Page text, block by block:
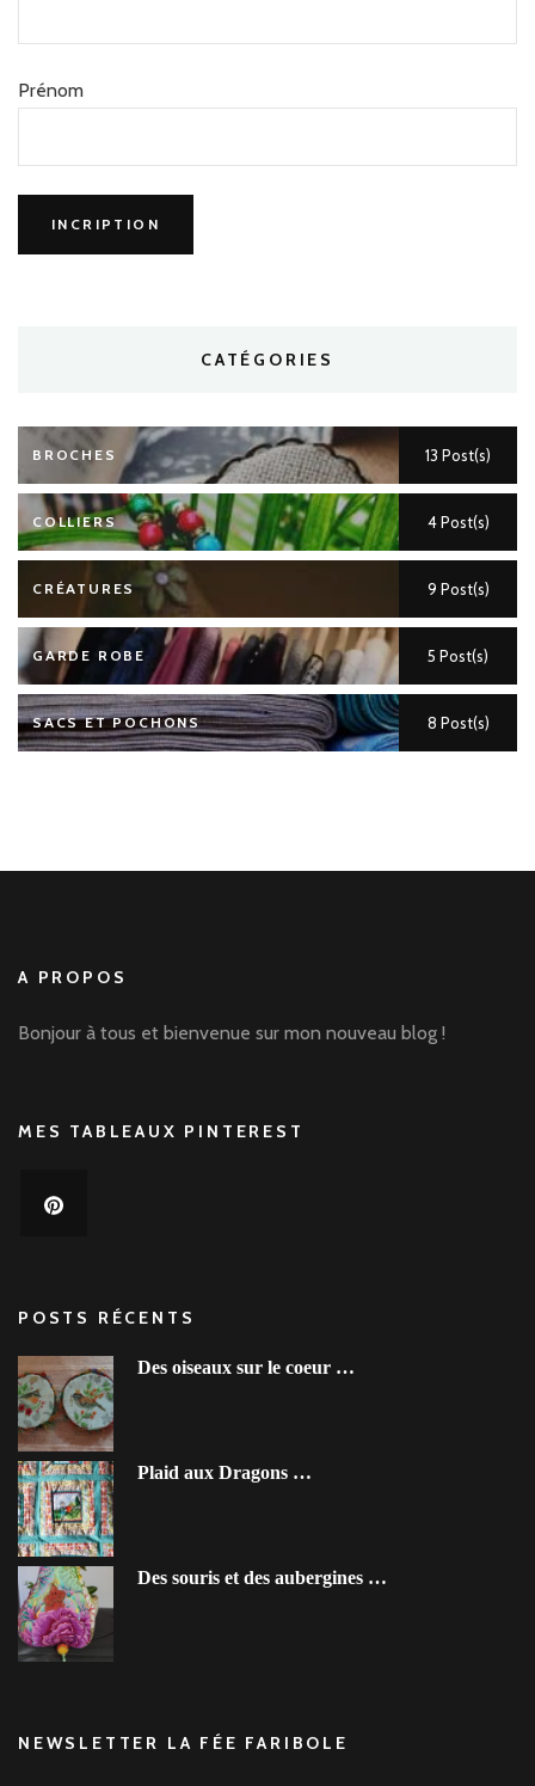
Prénom
CATÉGORIES
BROCHES 13 Post(s)
COLLIERS 4 Post(s)
CRÉATURES 9 Post(s)
GARDE ROBE 5 Post(s)
SACS ET POCHONS 8 Post(s)
A PROPOS
Bonjour à tous et bienvenue sur mon nouveau blog !
MES TABLEAUX PINTEREST
POSTS RÉCENTS
Des oiseaux sur le coeur …
Plaid aux Dragons …
Des souris et des aubergines …
NEWSLETTER LA FÉE FARIBOLE